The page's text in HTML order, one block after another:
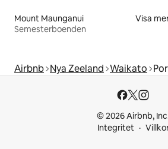
Mount Maunganui
Semesterboenden
Visa
Airbnb Nya Zeeland Waikato
© 2026 Airbnb,
Integritet